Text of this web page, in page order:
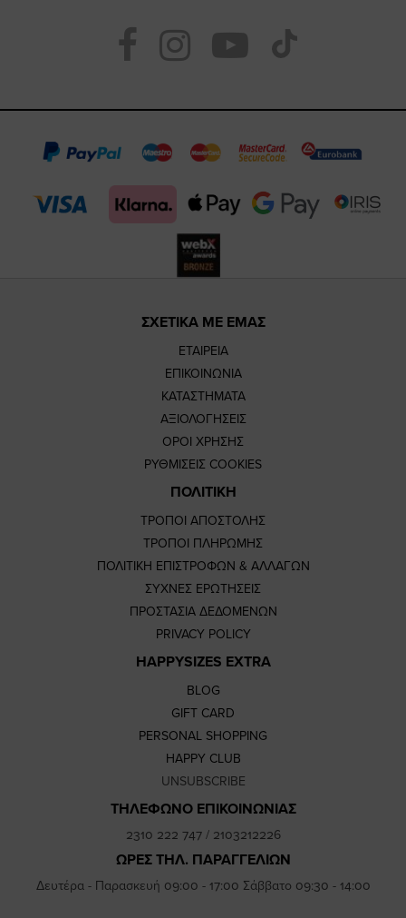
Visit
https://
page
Visit
https://
page
Visit
https://
page
our
TikTok
page
ΣΧΕΤΙΚΑ ΜΕ ΕΜΑΣ
ΕΤΑΙΡΕΙΑ
ΕΠΙΚΟΙΝΩΝΙΑ
ΚΑΤΑΣΤΗΜΑΤΑ
ΑΞΙΟΛΟΓΗΣΕΙΣ
ΟΡΟΙ ΧΡΗΣΗΣ
ΡΥΘΜΙΣΕΙΣ COOKIES
ΠΟΛΙΤΙΚΗ
ΤΡΟΠΟΙ ΑΠΟΣΤΟΛΗΣ
ΤΡΟΠΟΙ ΠΛΗΡΩΜΗΣ
ΠΟΛΙΤΙΚΗ ΕΠΙΣΤΡΟΦΩΝ & ΑΛΛΑΓΩΝ
ΣΥΧΝΕΣ ΕΡΩΤΗΣΕΙΣ
ΠΡΟΣΤΑΣΙΑ ΔΕΔΟΜΕΝΩΝ
PRIVACY POLICY
HAPPYSIZES EXTRA
BLOG
GIFT CARD
PERSONAL SHOPPING
HAPPY CLUB
UNSUBSCRIBE
ΤΗΛΕΦΩΝΟ ΕΠΙΚΟΙΝΩΝΙΑΣ
2310 222 747/ 2103212226
ΩΡΕΣ ΤΗΛ. ΠΑΡΑΓΓΕΛΙΩΝ
Δευτέρα - Παρασκευή 09:00 - 17:00 Σάββατο 09:30 - 14:00